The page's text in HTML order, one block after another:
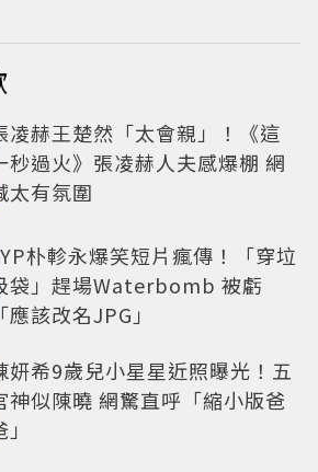
凌赫王楚然「太會親」！《這
秒過火》張凌赫人夫感爆棚 網
太有氛圍
朴軫永爆笑短片瘋傳！「穿垃
袋」趕場Waterbomb 被虧
「應該改名JPG」
妍希9歲兒小星星近照曝光！五
神似陳曉 網驚直呼「縮小版爸